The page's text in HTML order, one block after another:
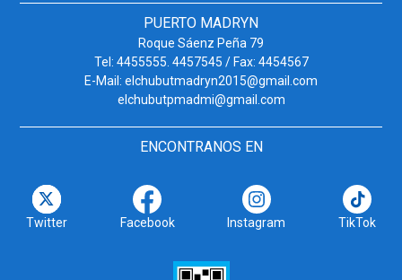
PUERTO MADRYN
Roque Sáenz Peña 79
Tel: 4455555. 4457545 / Fax: 4454567
E-Mail: elchubutmadryn2015@gmail.com
elchubutpmadmi@gmail.com
ENCONTRANOS EN
Twitter Facebook Instagram TikTok